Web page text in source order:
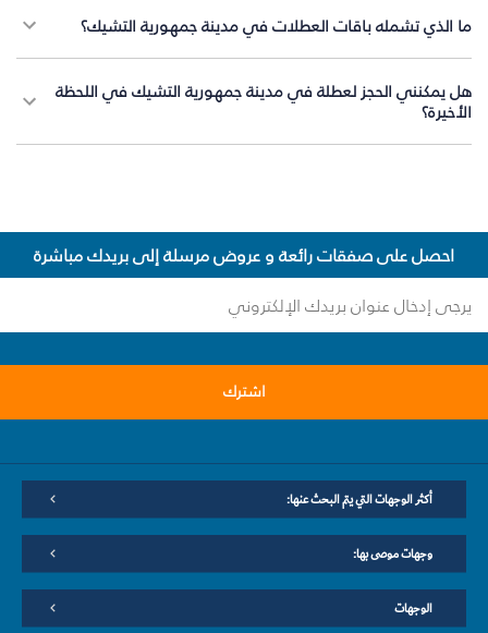
ما الذي تشمله باقات العطلات في مدينة جمهورية التشيك؟
هل يمكنني الحجز لعطلة في مدينة جمهورية التشيك في اللحظة
الأخيرة؟
احصل على صفقات رائعة و عروض مرسلة إلى بريدك مباشرة
اشترك
أكثر الوجهات التي يتم البحث عنها:
وجهات موصى بها:
الوجهات